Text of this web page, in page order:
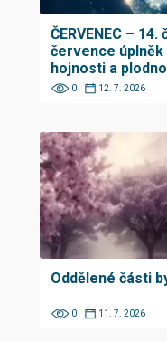
ČERVENEC –
července
hojnosti a
0 12. 7. 2026
Oddělené části
0 11. 7. 2026